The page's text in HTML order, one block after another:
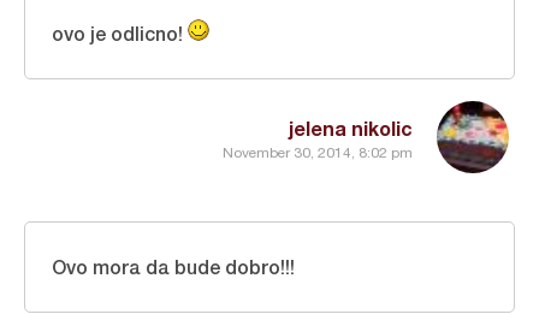
jelena nikolic
November 30, 2014, 8:02 pm
ovo je odlicno!
Ovo mora da bude dobro!!!